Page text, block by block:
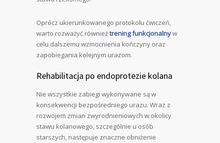
Oprócz ukierunkowanego protokołu ćwiczeń,
warto rozważyć równieżtrening funkcjonalnyw
celu dalszemu wzmocnienia kończyny oraz
zapobiegania kolejnym urazom.
Rehabilitacja po endoprotezie kolana
Nie wszystkie zabiegi wykonywane są w
konsekwencji bezpośredniego urazu. Wraz z
rozwojem zmian zwyrodnieniowych w okolicy
stawu kolanowego, szczególnie u osób
starszych, następuje znaczne obniżenie